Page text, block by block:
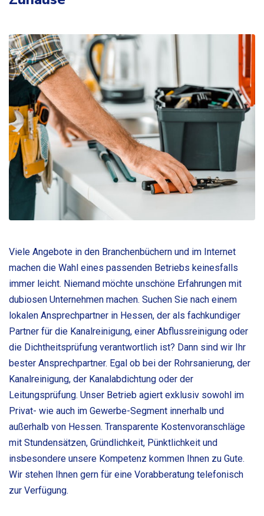
Viele Angebote in den Branchenbüchern und im Internet
machen die Wahl eines passenden Betriebs keinesfalls
immer leicht. Niemand möchte unschöne Erfahrungen mit
dubiosen Unternehmen machen. Suchen Sie nach einem
lokalen Ansprechpartner in Hessen, der als fachkundiger
Partner für die Kanalreinigung, einer Abflussreinigung oder
die Dichtheitsprüfung verantwortlich ist? Dann sind wir Ihr
bester Ansprechpartner. Egal ob bei der Rohrsanierung, der
Kanalreinigung, der Kanalabdichtung oder der
Leitungsprüfung. Unser Betrieb agiert exklusiv sowohl im
Privat- wie auch im Gewerbe-Segment innerhalb und
außerhalb von Hessen. Transparente Kostenvoranschläge
mit Stundensätzen, Gründlichkeit, Pünktlichkeit und
insbesondere unsere Kompetenz kommen Ihnen zu Gute.
Wir stehen Ihnen gern für eine Vorabberatung telefonisch
zur Verfügung.